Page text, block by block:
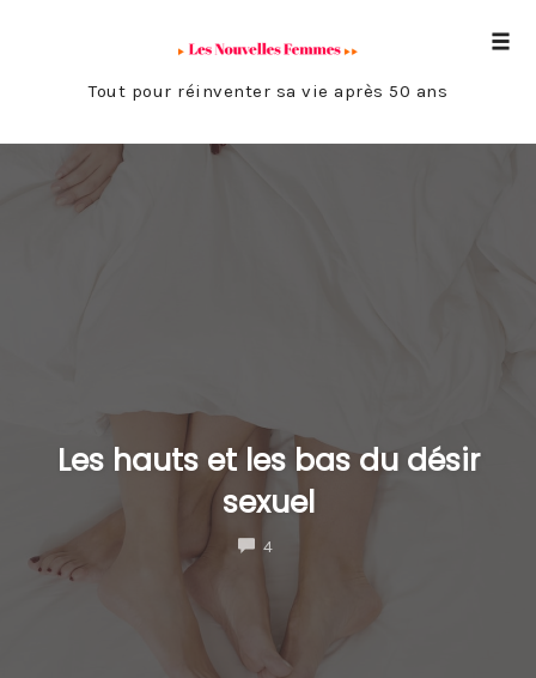
Tout pour réinventer sa vie après 50 ans
Les hauts et les bas du désir
sexuel
4